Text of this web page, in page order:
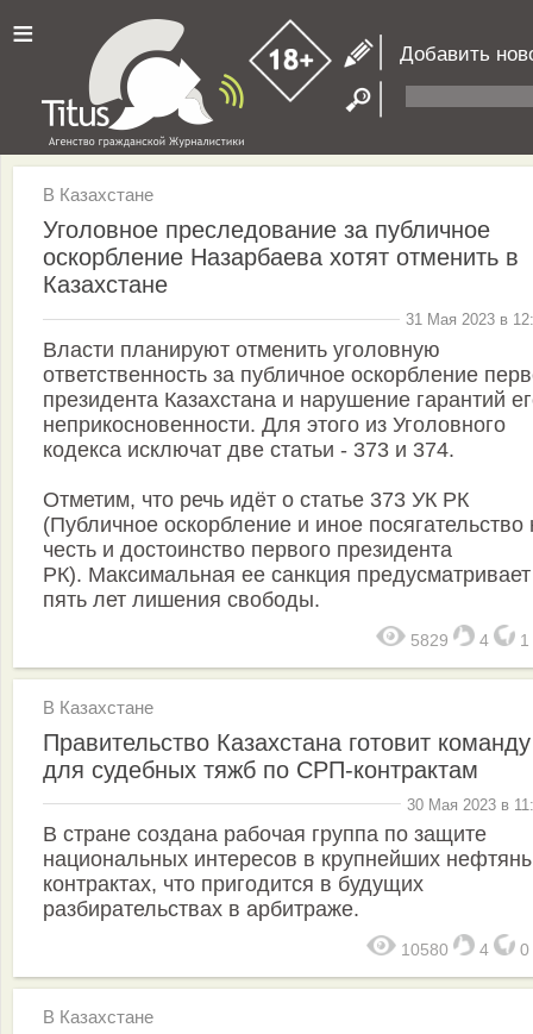
≡ Добавить
В Казахстане
Уголовное преследование за публичное
оскорбление Назарбаева хотят отменить в
Казахстане
31 Мая 2023 в
Власти планируют отменить уголовную
ответственность за публичное оскорбление
президента Казахстана и нарушение гарантий
неприкосновенности. Для этого из Уголовного
кодекса исключат две статьи - 373 и 374.
Отметим, что речь идёт о статье 373 УК РК
(Публичное оскорбление и иное посягательство
честь и достоинство первого президента
РК). Максимальная ее санкция предусматривает
пять лет лишения свободы.
5829 4 1
В Казахстане
Правительство Казахстана готовит команду
для судебных тяжб по СРП-контрактам
30 Мая 2023 в
В стране создана рабочая группа по защите
национальных интересов в крупнейших
контрактах, что пригодится в будущих
разбирательствах в арбитраже.
10580 4 0
В Казахстане